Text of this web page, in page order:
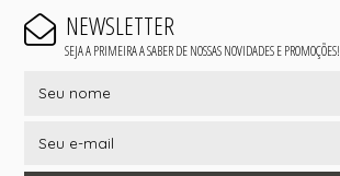
NEWSLETTER
SEJA A PRIMEIRA A SABER DE NOSSAS NOVIDADES E PROMOÇÕES!